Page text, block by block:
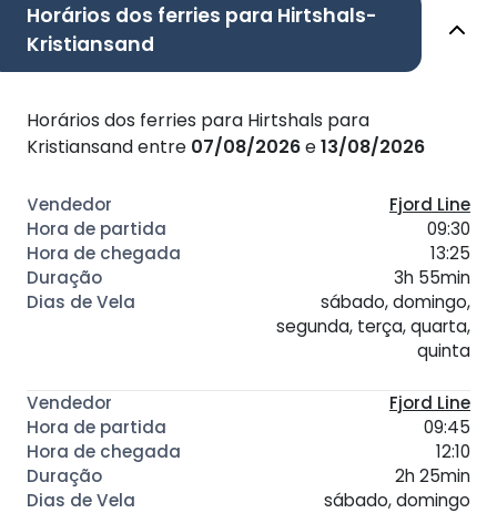
Horários dos ferries para Hirtshals-
Kristiansand
Horários dos ferries para Hirtshals para
Kristiansand entre 07/08/2026e13/08/2026
Fjord Line
09:30
13:25
3h 55min
sábado, domingo,
segunda, terça, quarta,
quinta
Fjord Line
09:45
12:10
2h 25min
sábado, domingo